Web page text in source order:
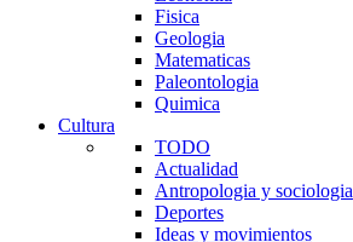
Fisica
Geologia
Matematicas
Paleontologia
Quimica
Cultura
TODO
Actualidad
Antropologia y sociologia
Deportes
Ideas y movimientos